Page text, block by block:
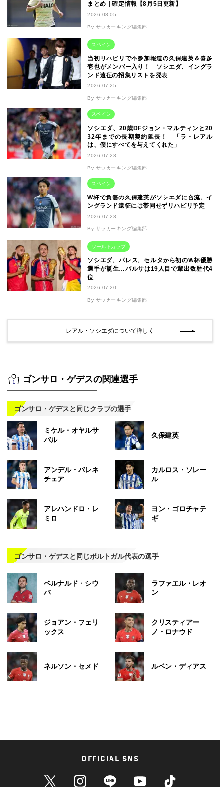
まとめ｜確定情報【8月5日更新】
2026.08.05
By サッカーキング編集部
スペイン
当初リハビリで不参加報道の久保建英＆喜多
壱也がメンバー入り！ ソシエダ、イングラ
ンド遠征の招集リストを発表
2026.07.25
By サッカーキング編集部
スペイン
ソシエダ、20歳DFジョン・マルティンと20
32年までの長期契約延長！ 「ラ・レアル
は、僕にすべてを与えてくれた」
2026.07.23
By サッカーキング編集部
スペイン
W杯で負傷の久保建英がソシエダに合流、イ
ングランド遠征には帯同せずリハビリ予定
2026.07.23
By サッカーキング編集部
ワールドカップ
ソシエダ、パレス、セルタから初のW杯優勝
選手が誕生…バルサは19人目で輩出数歴代4
位
2026.07.20
By サッカーキング編集部
レアル・ソシエダについて詳しく
ゴンサロ・ゲデスの関連選手
ゴンサロ・ゲデスと同じクラブの選手
ミケル・オヤルサ
バル
久保建英
アンデル・バレネ
チェア
カルロス・ソレー
ル
アレハンドロ・レ
ミロ
ヨン・ゴロチャテ
ギ
ゴンサロ・ゲデスと同じポルトガル代表の選手
ベルナルド・シウ
バ
ラファエル・レオ
ン
ジョアン・フェリ
ックス
クリスティアー
ノ・ロナウド
ネルソン・セメド ルベン・ディアス
OFFICIAL SNS